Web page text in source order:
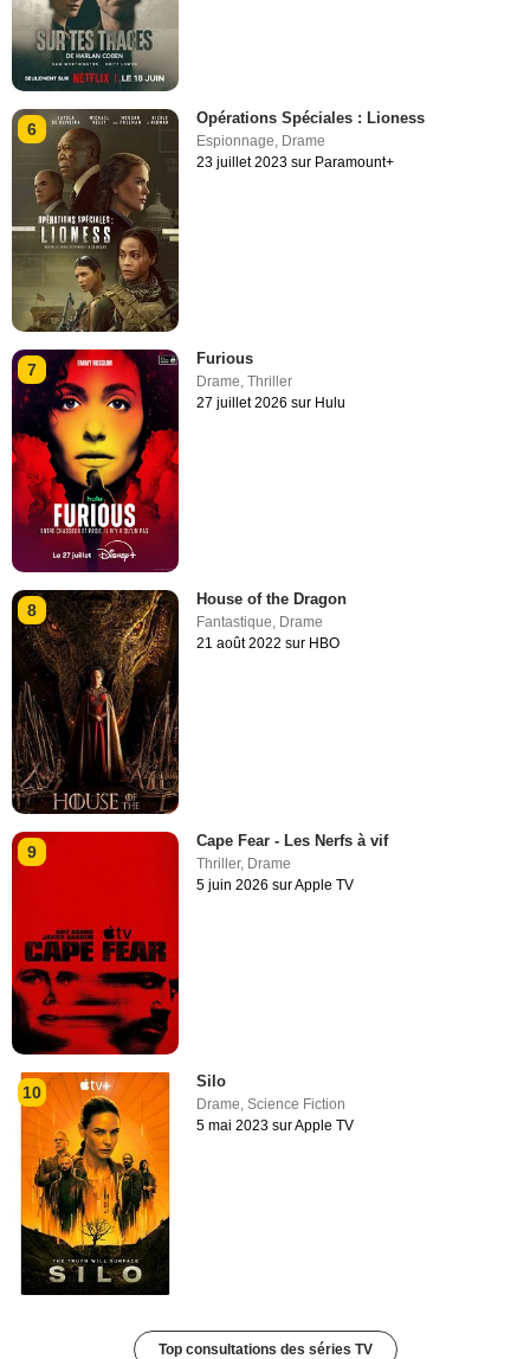
6
Opérations Spéciales : Lioness
Espionnage Drame
23 juillet 2023 sur Paramount+
7
Furious
Drame,Thriller
27 juillet 2026 sur Hulu
8
House of the Dragon
Fantastique, Drame
21 août 2022 sur HBO
9
Cape Fear - Les Nerfs à vif
Thriller, Drame
5 juin 2026 sur Apple TV
10
Silo
Drame,Science Fiction
5 mai 2023 sur Apple TV
Top consultations des séries TV